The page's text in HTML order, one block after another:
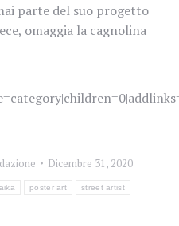
parte del suo progetto
omaggia la cagnolina
Dicembre 31, 2020
poster art street artist